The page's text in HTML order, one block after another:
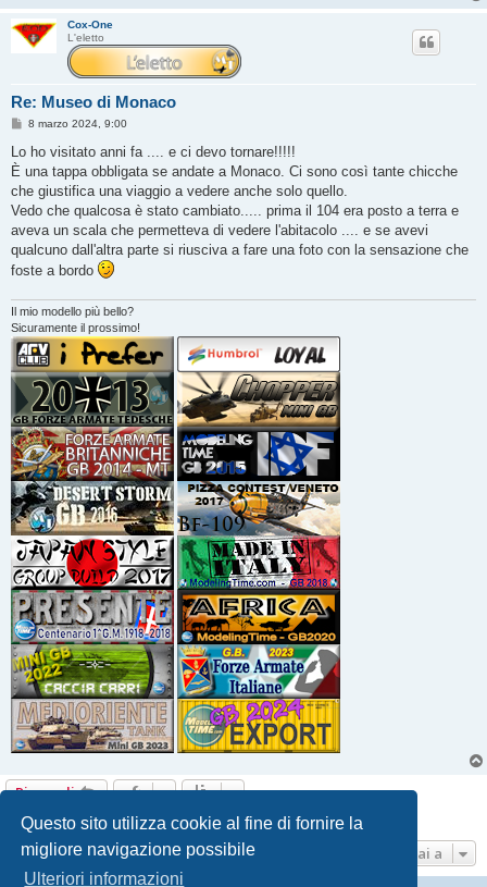
Questo sito utilizza cookie al fine di fornire la
migliore navigazione possibile
Ulteriori informazioni
Cox-One
L'eletto
Re: Museo di Monaco
M
s
a
g
i
o
8 marzo 2024, 9:00
Lo ho visitato anni fa .... e ci devo tornare!!!!!
È una tappa obbligata se andate a Monaco. Ci sono così tante chicche
che giustifica una viaggio a vedere anche solo quello.
Vedo che qualcosa è stato cambiato..... prima il 104 era posto a terra e
aveva un scala che permetteva di vedere l'abitacolo .... e se avevi
qualcuno dall'altra parte si riusciva a fare una foto con la sensazione che
foste a bordo
Il mio modello più bello?
Sicuramente il prossimo!
Rispondi
8 messaggi • Pagina1 di1
Vai a